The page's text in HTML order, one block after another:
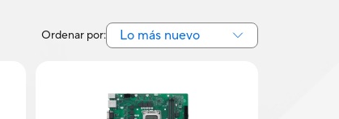
Ordenar por: Lo más nuevo